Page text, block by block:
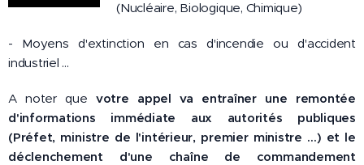
(Nucléaire, Biologique, Chimique)
- Moyens d'extinction en cas d'incendie ou d'accident
industriel ...
A noter que votre appel va entraîner une remontée
d'informations immédiate aux autorités publiques
(Préfet, ministre de l'intérieur, premier ministre ...) et le
déclenchement d'une chaîne de commandement